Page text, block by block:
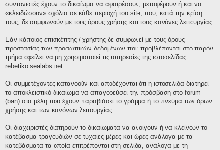
συντονιστές έχουν το δικαίωμα να αφαιρέσουν, μεταφέρουν ή και να
«κλειδώσουν» σχόλια σε κάθε περιοχή του site, που, κατά την κρίση
τους, δε συμφωνούν με τους όρους χρήσης και τους κανόνες λειτουργίας.
Εάν κάποιος επισκέπτης / χρήστης δε συμφωνεί με τους όρους
προστασίας των προσωπικών δεδομένων που προβλέπονται στο παρόν
τμήμα οφείλει να μη χρησιμοποιεί τις υπηρεσίες της ιστοσελίδας
rebetiko.sealabs.net.
Οι συμμετέχοντες κατανοούν και αποδέχονται ότι η ιστοσελίδα διατηρεί
το αποκλειστικό δικαίωμα να απαγορεύσει την πρόσβαση στο forum
(ban) στα μέλη που έχουν παραβιάσει το γράμμα ή το πνεύμα των όρων
χρήσης και των κανόνων λειτουργίας.
Οι διαχειριστές διατηρούν το δικαίωματα να ανοίγουν ή να κλείνουν το
κατέβασμα τραγουδιών σε τυχαίες μέρες και ώρες ανάλογα με τα
κατεβάσματα τα οποία επιτρέπονται στη σελίδα, ανάλογα με τη